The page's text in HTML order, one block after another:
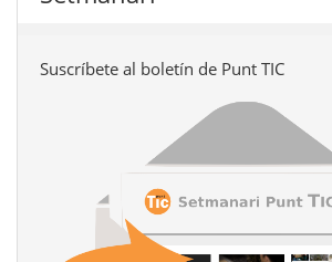
Suscríbete al boletín de Punt TIC